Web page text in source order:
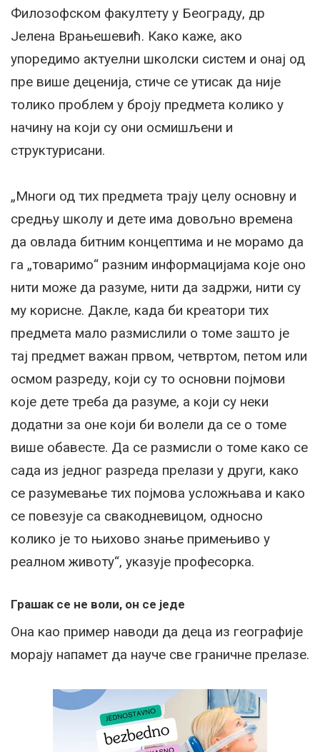
Филозофском факултету у Београду, др
Јелена Врањешевић. Како каже, ако
упоредимо актуелни школски систем и онај од
пре више деценија, стиче се утисак да није
толико проблем у броју предмета колико у
начину на који су они осмишљени и
структурисани.
„Многи од тих предмета трају целу основну и
средњу школу и дете има довољно времена
да овлада битним концептима и не морамо да
га „товаримо“ разним информацијама које оно
нити може да разуме, нити да задржи, нити су
му корисне. Дакле, када би креатори тих
предмета мало размислили о томе зашто је
тај предмет важан првом, четвртом, петом или
осмом разреду, који су то основни појмови
које дете треба да разуме, а који су неки
додатни за оне који би волели да се о томе
више обавесте. Да се размисли о томе како се
сада из једног разреда прелази у други, како
се разумевање тих појмова усложњава и како
се повезује са свакодневицом, односно
колико је то њихово знање примењиво у
реалном животу“, указује професорка.
Грашак се не воли, он се једе
Она као пример наводи да деца из географије
морају напамет да науче све граничне прелазе.